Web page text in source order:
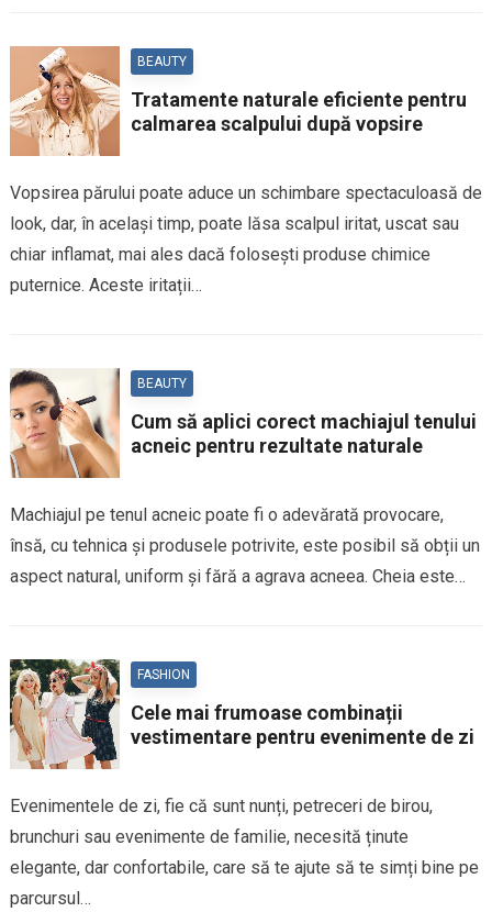
BEAUTY
Tratamente naturale eficiente pentru
calmarea scalpului după vopsire
Vopsirea părului poate aduce un schimbare spectaculoasă de
look, dar, în același timp, poate lăsa scalpul iritat, uscat sau
chiar inflamat, mai ales dacă folosești produse chimice
puternice. Aceste iritații…
BEAUTY
Cum să aplici corect machiajul tenului
acneic pentru rezultate naturale
Machiajul pe tenul acneic poate fi o adevărată provocare,
însă, cu tehnica și produsele potrivite, este posibil să obții un
aspect natural, uniform și fără a agrava acneea. Cheia este…
FASHION
Cele mai frumoase combinații
vestimentare pentru evenimente de zi
Evenimentele de zi, fie că sunt nunți, petreceri de birou,
brunchuri sau evenimente de familie, necesită ținute
elegante, dar confortabile, care să te ajute să te simți bine pe
parcursul…